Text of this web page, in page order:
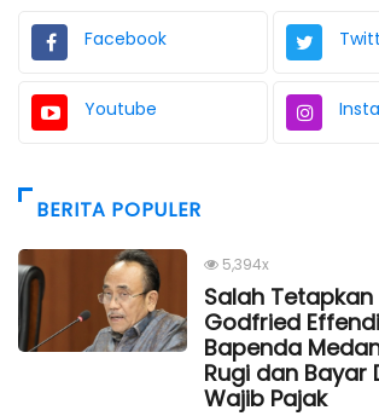
Facebook
Youtube
BERITA POPULER
5,394x
Salah Tetapkan
Godfried
Bapenda
Rugi dan Bayar
Wajib Pajak